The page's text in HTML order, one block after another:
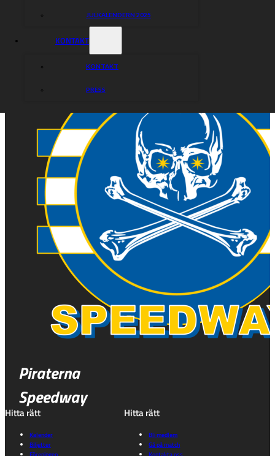
JULKALENDERN 2025
KONTAKT
KONTAKT
PRESS
Piraterna
Speedway
Hitta rätt
Kalender
Biljetter
Hitta rätt
Bli medlem
Gå på match